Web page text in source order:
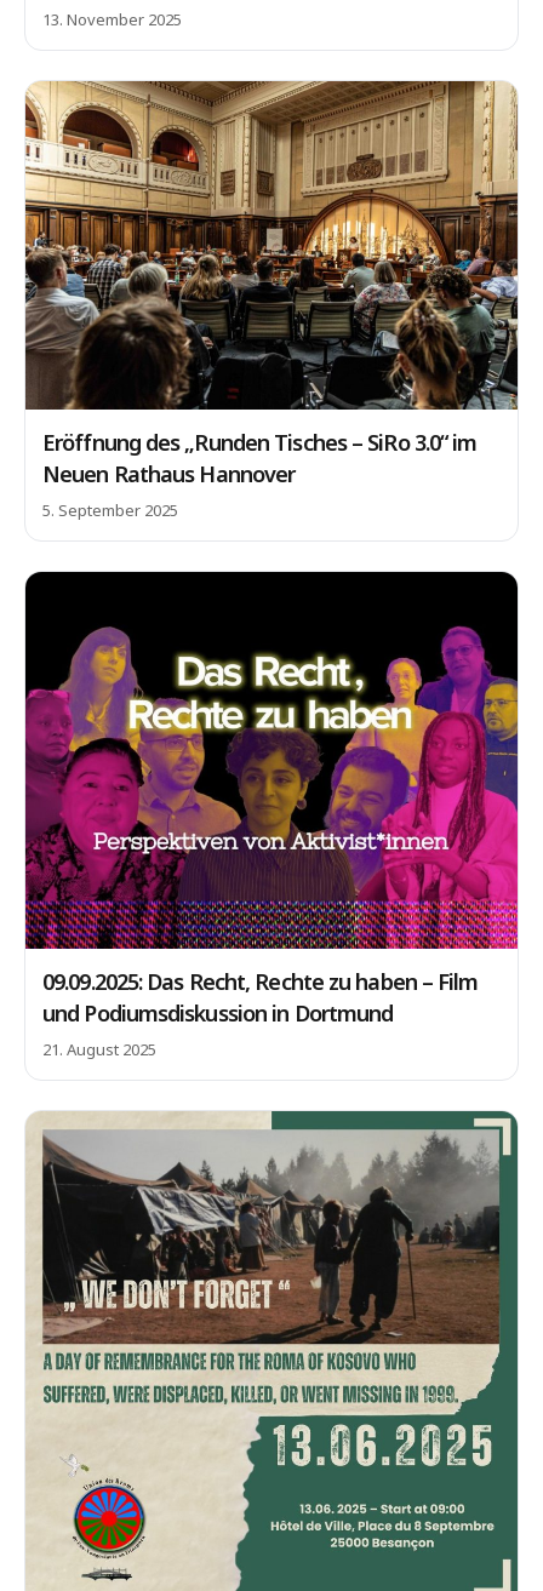
13. November 2025
Eröffnung des „Runden Tisches – SiRo 3.0“ im
Neuen Rathaus Hannover
5. September 2025
09.09.2025: Das Recht, Rechte zu haben – Film
und Podiumsdiskussion in Dortmund
21. August 2025